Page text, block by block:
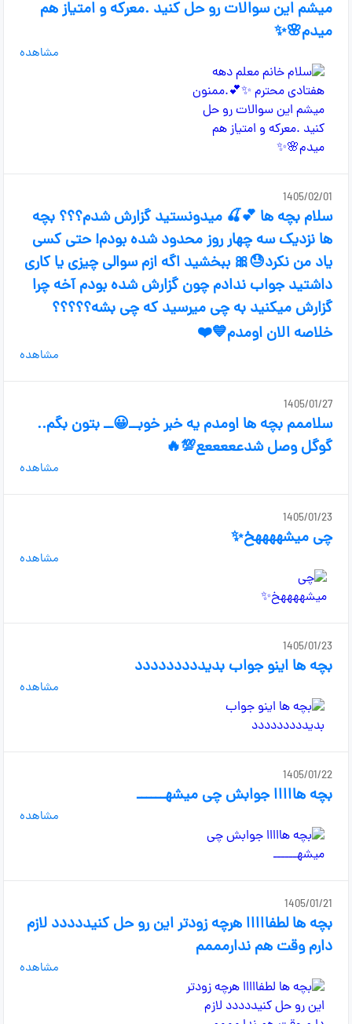
میشم این سوالات رو حل کنید .معرکه و امتیاز هم
میدم🌸✨
مشاهده
1405/02/01
سلام بچه ها 💕🍒 میدونستید گزارش شدم؟؟؟ بچه
ها نزدیک سه چهار روز محدود شده بودم! حتی کسی
یاد من نکرد😓🎀 ببخشید اگه ازم سوالی چیزی یا کاری
داشتید جواب ندادم چون گزارش شده بودم آخه چرا
گزارش میکنید به چی میرسید که چی بشه؟؟؟؟؟
خلاصه الان اومدم💙❤️
مشاهده
1405/01/27
سلاممم بچه ها اومدم یه خبر خوبــ😀ــ بتون بگم..
گوگل وصل شدعععععع💯🔥
مشاهده
1405/01/23
چی میشههههخ✨
مشاهده
1405/01/23
بچه ها اینو جواب بدیددددددددد
مشاهده
1405/01/22
بچه هااااا جوابش چی میشهــــــ
مشاهده
1405/01/21
بچه ها لطفااااا هرچه زودتر این رو حل کنیددددد لازم
دارم وقت هم ندارمممم
مشاهده